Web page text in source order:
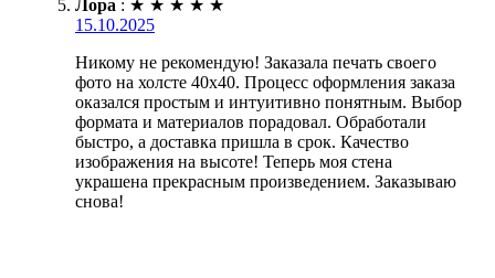
Лора : ★ ★ ★ ★ ★
15.10.2025
Никому не рекомендую! Заказала печать своего
фото на холсте 40х40. Процесс оформления заказа
оказался простым и интуитивно понятным. Выбор
формата и материалов порадовал. Обработали
быстро, а доставка пришла в срок. Качество
изображения на высоте! Теперь моя стена
украшена прекрасным произведением. Заказываю
снова!